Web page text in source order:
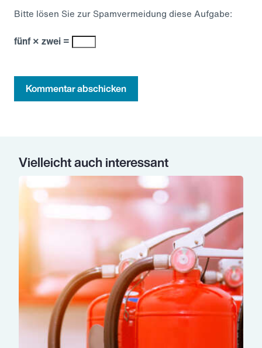
Bitte lösen Sie zur Spamvermeidung diese Aufgabe:
fünf × zwei =
Kommentar abschicken
Vielleicht auch interessant